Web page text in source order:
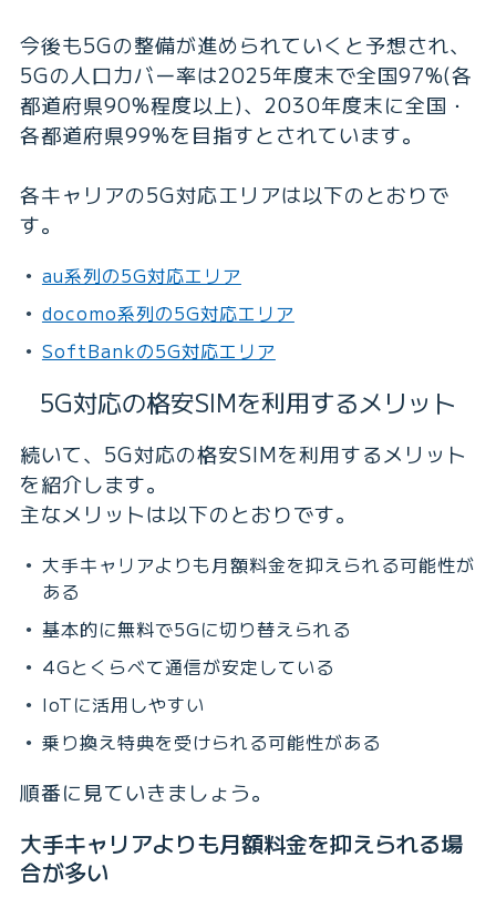
今後も5Gの整備が進められていくと予想され、
5Gの人口カバー率は2025年度末で全国97%(各
都道府県90%程度以上)、2030年度末に全国・
各都道府県99%を目指すとされています。
各キャリアの5G対応エリアは以下のとおりで
す。
au系列の5G対応エリア
docomo系列の5G対応エリア
SoftBankの5G対応エリア
5G対応の格安SIMを利用するメリット
続いて、5G対応の格安SIMを利用するメリット
を紹介します。
主なメリットは以下のとおりです。
大手キャリアよりも月額料金を抑えられる可能性が
ある
基本的に無料で5Gに切り替えられる
4Gとくらべて通信が安定している
IoTに活用しやすい
乗り換え特典を受けられる可能性がある
順番に見ていきましょう。
大手キャリアよりも月額料金を抑えられる場
合が多い